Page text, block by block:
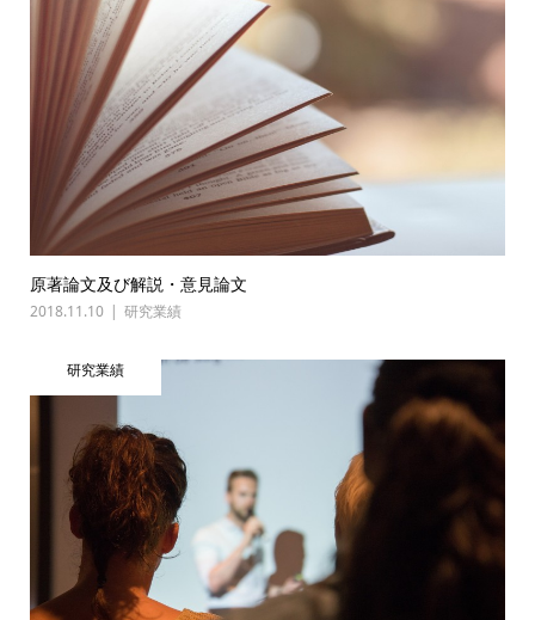
原著論文及び解説・意見論文
2018.11.10 研究業績
研究業績